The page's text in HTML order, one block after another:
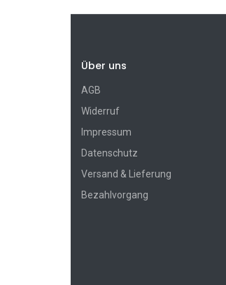
Über uns
AGB
Widerruf
Impressum
Datenschutz
Versand & Lieferung
Bezahlvorgang